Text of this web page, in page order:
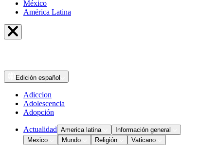
México
América Latina
Edición español
Adiccion
Adolescencia
Adopción
Actualidad America latina
Información general
Mexico
Mundo Religión Vaticano